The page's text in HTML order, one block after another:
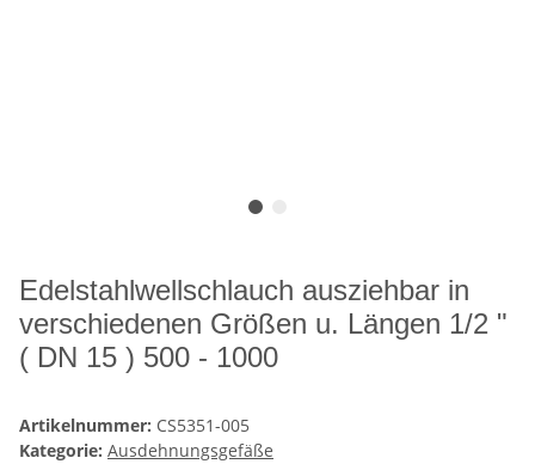
Edelstahlwellschlauch ausziehbar in
verschiedenen Größen u. Längen 1/2 "
( DN 15 ) 500 - 1000
Artikelnummer: CS5351-005
Kategorie: Ausdehnungsgefäße